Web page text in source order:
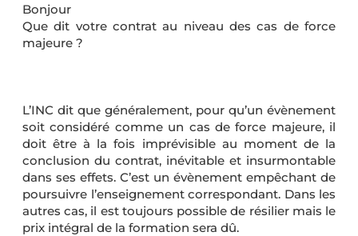
Bonjour
Que dit votre contrat au niveau des cas de force
majeure ?
L’INC dit que généralement, pour qu’un évènement
soit considéré comme un cas de force majeure, il
doit être à la fois imprévisible au moment de la
conclusion du contrat, inévitable et insurmontable
dans ses effets. C’est un évènement empêchant de
poursuivre l’enseignement correspondant. Dans les
autres cas, il est toujours possible de résilier mais le
prix intégral de la formation sera dû.